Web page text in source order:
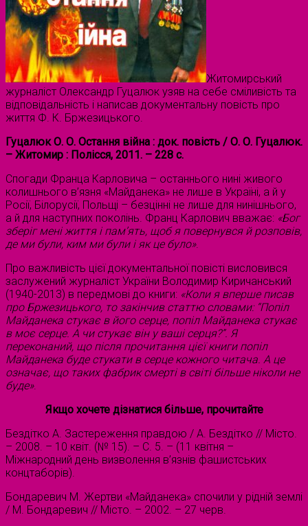
Житомирський
журналіст Олександр Гуцалюк узяв на себе сміливість та
відповідальність і написав документальну повість про
життя Ф. К. Бржезицького.
Гуцалюк О. О. Остання війна : док. повість / О. О. Гуцалюк.
– Житомир : Полісся, 2011. – 228 с.
Спогади Франца Карловича – останнього нині живого
колишнього в’язня «Майданека» не лише в Україні, а й у
Росії, Білорусії, Польщі – безцінні не лише для нинішнього,
а й для наступних поколінь. Франц Карлович вважає: «Бог
зберіг мені життя і пам’ять, щоб я повернувся й розповів,
де ми були, ким ми були і як це було».
Про важливість цієї документальної повісті висловився
заслужений журналіст України Володимир Киричанський
(1940-2013) в передмові до книги: «Коли я вперше писав
про Бржезицького, то закінчив статтю словами: “Попіл
Майданека стукає в його серце, попіл Майданека стукає
в моє серце. А чи стукає він у ваші серця?”. Я
переконаний, що після прочитання цієї книги попіл
Майданека буде стукати в серце кожного читача. А це
означає, що таких фабрик смерті в світі більше ніколи не
буде».
Якщо хочете дізнатися більше, прочитайте
Бездітко А. Застереження правдою / А. Бездітко // Місто.
– 2008. – 10 квіт. (№ 15). – С. 5. – (11 квітня –
Міжнародний день визволення в’язнів фашистських
концтаборів).
Бондаревич М. Жертви «Майданека» спочили у рідній землі
/ М. Бондаревич // Місто. – 2002. – 27 черв.